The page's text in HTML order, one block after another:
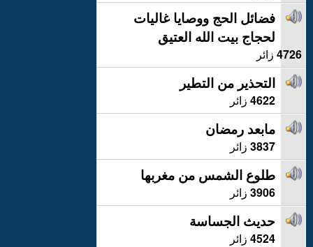
فضائل الحج ووصايا غاليات
لحجاج بيت الله العتيق
4726 زائر
التحذير من التطير
4622 زائر
مابعد رمضان
3837 زائر
طلوع الشمس من مغربها
3906 زائر
حديث الجساسة
4524 زائر